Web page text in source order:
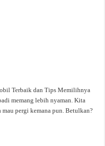
Terbaik dan Tips Memilihnya
memang lebih nyaman. Kita
pergi kemana pun. Betulkan?